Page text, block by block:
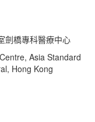
劍橋專科醫療中心
Asia Standard
Hong Kong